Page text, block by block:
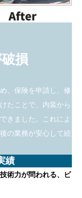
損
、保険を申請し、修
たことで、内装から
きました。これによ
の業務が安心して続
績
術力が問われる、ビ